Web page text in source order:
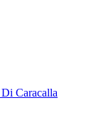
Caracalla